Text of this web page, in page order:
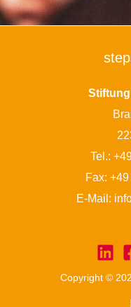
Tel.:
Fax:
E-Mail:
Copyright ©